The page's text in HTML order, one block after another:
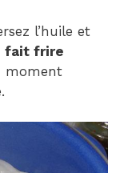
l’huile et
fait frire
moment